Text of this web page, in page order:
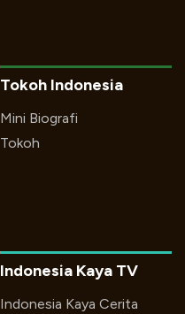
Tokoh Indonesia
Mini Biografi
Tokoh
Indonesia Kaya TV
Indonesia Kaya Cerita